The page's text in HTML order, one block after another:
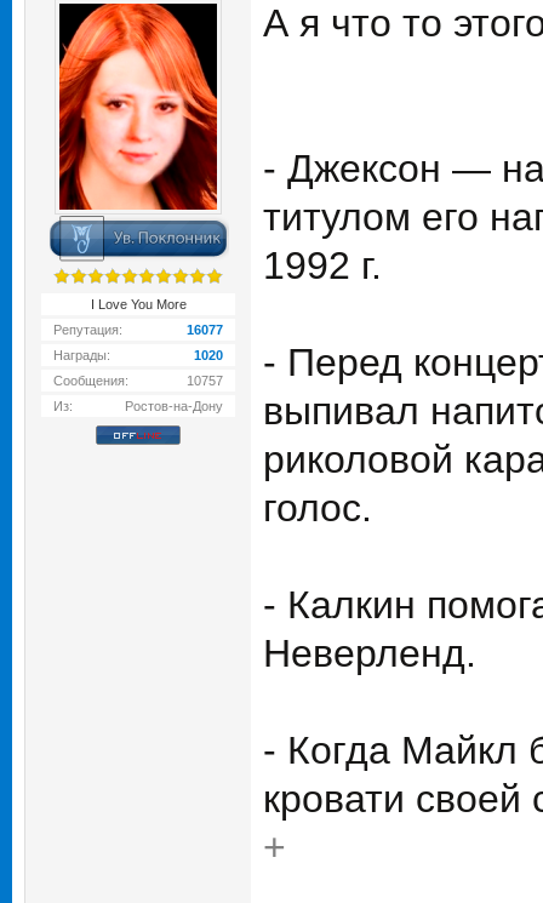
I Love You More
Репутация:
16077
Награды:
1020
Сообщения:
10757
Из:
Ростов-на-Дону
А я что то
- Джексон —
титулом его
1992 г.
- Перед
выпивал
риколовой
голос.
- Калкин
Неверленд.
- Когда Майкл
кровати
+